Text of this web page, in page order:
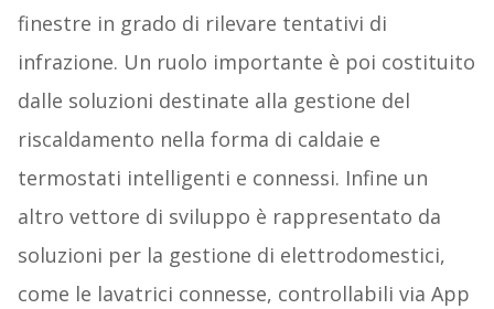
finestre in grado di rilevare tentativi di
infrazione. Un ruolo importante è poi costituito
dalle soluzioni destinate alla gestione del
riscaldamento nella forma di caldaie e
termostati intelligenti e connessi. Infine un
altro vettore di sviluppo è rappresentato da
soluzioni per la gestione di elettrodomestici,
come le lavatrici connesse, controllabili via App